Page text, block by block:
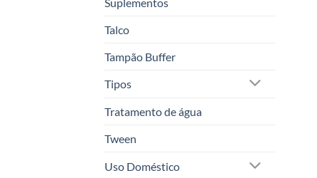
Talco
Tampão Buffer
Tipos
Tratamento de água
Tween
Uso Doméstico